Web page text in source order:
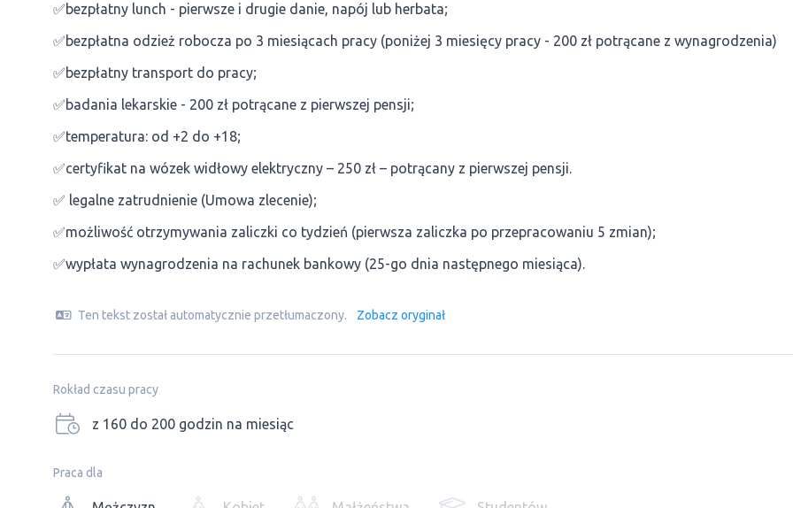
✅bezpłatny lunch - pierwsze i drugie danie, napój lub herbata;
✅bezpłatna odzież robocza po 3 miesiącach pracy (poniżej 3 miesięcy pracy - 200 zł potrącane z wynagrodzenia)
✅bezpłatny transport do pracy;
✅badania lekarskie - 200 zł potrącane z pierwszej pensji;
✅temperatura: od +2 do +18;
✅certyfikat na wózek widłowy elektryczny – 250 zł – potrącany z pierwszej pensji.
✅ legalne zatrudnienie (Umowa zlecenie);
✅możliwość otrzymywania zaliczki co tydzień (pierwsza zaliczka po przepracowaniu 5 zmian);
✅wypłata wynagrodzenia na rachunek bankowy (25-go dnia następnego miesiąca).
Ten tekst został automatycznie przetłumaczony. Zobacz oryginał
Rokład czasu pracy
z 160 do 200 godzin na miesiąc
Praca dla